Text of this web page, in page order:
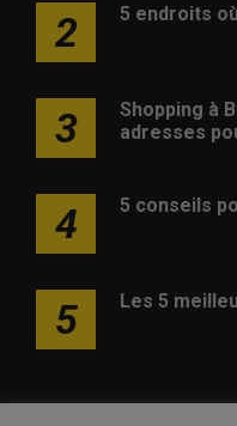
2 5 endroits
3
Shopping à
adresses
4 5 conseils
5 Les 5